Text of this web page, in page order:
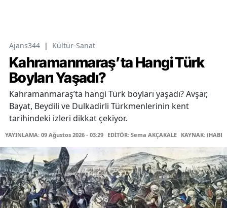
Ajans344 | Kültür-Sanat
Kahramanmaraş’ta Hangi Türk
Boyları Yaşadı?
Kahramanmaraş’ta hangi Türk boyları yaşadı? Avşar,
Bayat, Beydili ve Dulkadirli Türkmenlerinin kent
tarihindeki izleri dikkat çekiyor.
YAYINLAMA: 09 Ağustos 2026 - 03:29 EDİTÖR: Sema AKÇAKALE KAYNAK: